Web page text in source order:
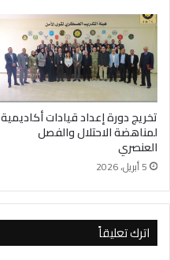
تخريج دورة إعداد قيادات أكاديمية
لمناهضة الاحتلال والفصل
العنصري
5 أبريل، 2026
اترك تعليقاً